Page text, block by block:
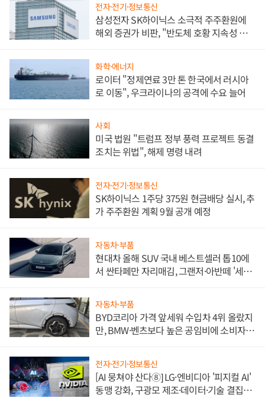
전자·전기·정보통신
삼성전자 SK하이닉스 소극적 주주환원에
해외 증권가 비판, "반도체 호황 지속성 의
화학·에너지
로이터 "정제연료 3만 톤 한국에서 러시아
로 이동", 우크라이나의 공격에 수요 늘어
사회
미국 법원 "트럼프 정부 풍력 프로젝트 동결
조치는 위법", 해제 명령 내려
전자·전기·정보통신
SK하이닉스 1주당 375원 현금배당 실시, 추
가 주주환원 계획 9월 공개 예정
자동차·부품
현대차 올해 SUV 국내 베스트셀러 톱10에
서 싼타페만 자리매김, 그랜저·아반떼 '세단
자동차·부품
BYD코리아 가격 앞세워 수입차 4위 올랐지
만, BMW·벤츠보다 높은 공임비에 소비자
전자·전기·정보통신
[AI 뭉쳐야 산다⑧] LG·엔비디아 '피지컬 AI'
동맹 강화, 구광모 제조·데이터·기술 결집